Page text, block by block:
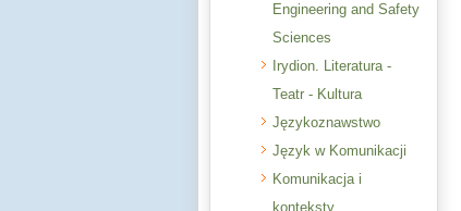
Engineering and Safety
Sciences
Irydion. Literatura -
Teatr - Kultura
Językoznawstwo
Język w Komunikacji
Komunikacja i
konteksty